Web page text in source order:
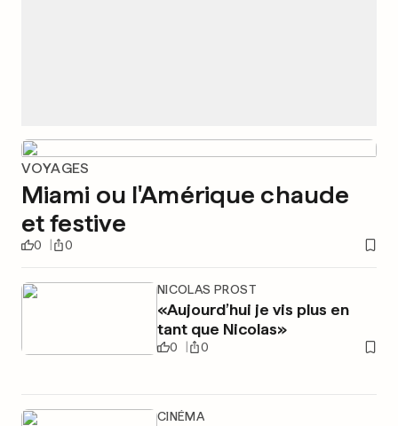
VOYAGES
Miami ou l'Amérique chaude
et festive
0 0
NICOLAS PROST
«Aujourd’hui je vis plus en
tant que Nicolas»
0 0
CINÉMA